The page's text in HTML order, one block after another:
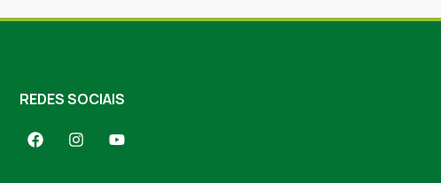
REDES SOCIAIS